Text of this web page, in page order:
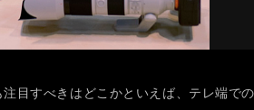
目すべきはどこかといえば、テレ端で